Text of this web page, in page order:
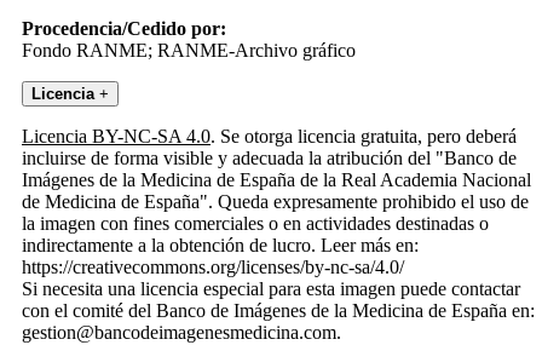
Procedencia/Cedido por:
Fondo RANME; RANME-Archivo gráfico
Licencia +
Licencia BY-NC-SA 4.0. Se otorga licencia gratuita, pero deberá
incluirse de forma visible y adecuada la atribución del "Banco de
Imágenes de la Medicina de España de la Real Academia Nacional
de Medicina de España". Queda expresamente prohibido el uso de
la imagen con fines comerciales o en actividades destinadas o
indirectamente a la obtención de lucro. Leer más en:
https://creativecommons.org/licenses/by-nc-sa/4.0/
Si necesita una licencia especial para esta imagen puede contactar
con el comité del Banco de Imágenes de la Medicina de España en:
gestion@bancodeimagenesmedicina.com.